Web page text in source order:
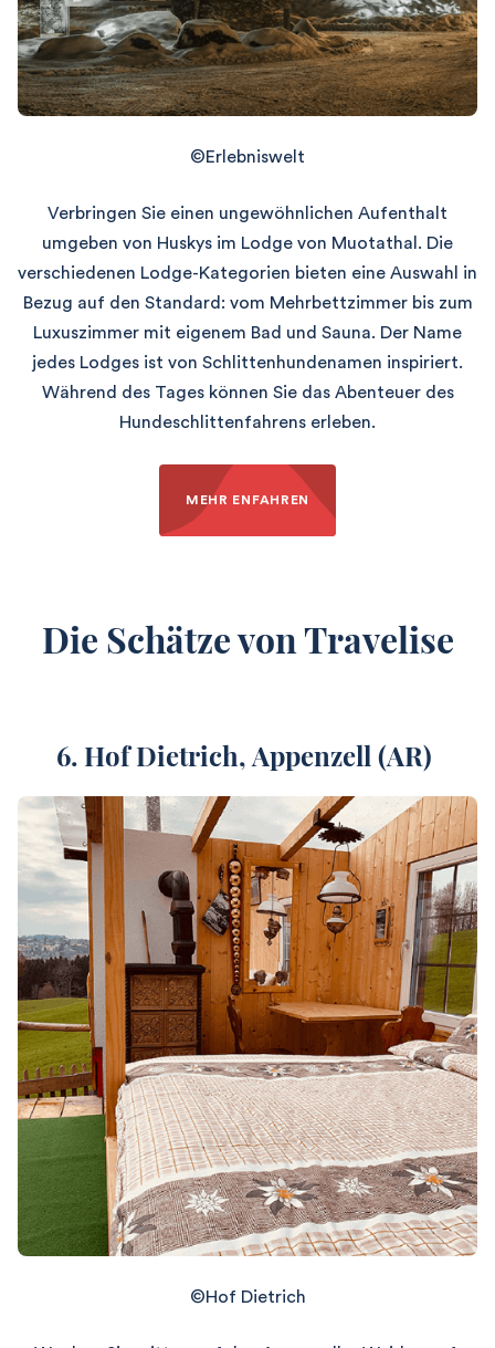
©Erlebniswelt
Verbringen Sie einen ungewöhnlichen Aufenthalt
umgeben von Huskys im Lodge von Muotathal. Die
verschiedenen Lodge-Kategorien bieten eine Auswahl in
Bezug auf den Standard: vom Mehrbettzimmer bis zum
Luxuszimmer mit eigenem Bad und Sauna. Der Name
jedes Lodges ist von Schlittenhundenamen inspiriert.
Während des Tages können Sie das Abenteuer des
Hundeschlittenfahrens erleben.
MEHR ENFAHREN
Die Schätze von Travelise
6. Hof Dietrich,Appenzell (AR)
©Hof Dietrich